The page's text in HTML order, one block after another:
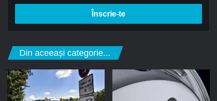
r
s
d
-
m
a
Din aceeași categorie...